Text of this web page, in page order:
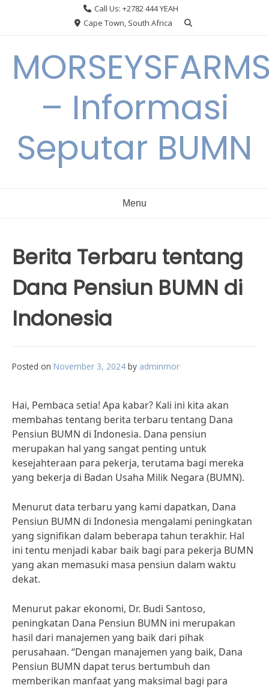
Call Us: +2782 444 YEAH
Cape Town, South Africa
– Informasi
Seputar BUMN
Menu
Berita Terbaru tentang
Dana Pensiun BUMN di
Indonesia
Posted on November 3, 2024 by adminmor
Hai, Pembaca setia! Apa kabar? Kali ini kita akan
membahas tentang berita terbaru tentang Dana
Pensiun BUMN di Indonesia. Dana pensiun
merupakan hal yang sangat penting untuk
kesejahteraan para pekerja, terutama bagi mereka
yang bekerja di Badan Usaha Milik Negara (BUMN).
Menurut data terbaru yang kami dapatkan, Dana
Pensiun BUMN di Indonesia mengalami peningkatan
yang signifikan dalam beberapa tahun terakhir. Hal
ini tentu menjadi kabar baik bagi para pekerja BUMN
yang akan memasuki masa pensiun dalam waktu
dekat.
Menurut pakar ekonomi, Dr. Budi Santoso,
peningkatan Dana Pensiun BUMN ini merupakan
hasil dari manajemen yang baik dari pihak
perusahaan. “Dengan manajemen yang baik, Dana
Pensiun BUMN dapat terus bertumbuh dan
memberikan manfaat yang maksimal bagi para